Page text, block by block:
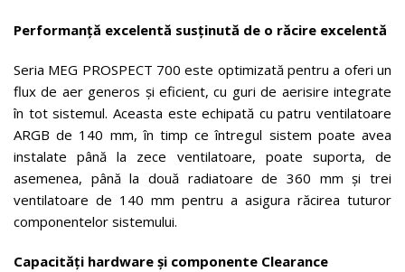
Performanță excelentă susținută de o răcire excelentă
Seria MEG PROSPECT 700 este optimizată pentru a oferi un
flux de aer generos și eficient, cu guri de aerisire integrate
în tot sistemul. Aceasta este echipată cu patru ventilatoare
ARGB de 140 mm, în timp ce întregul sistem poate avea
instalate până la zece ventilatoare, poate suporta, de
asemenea, până la două radiatoare de 360 mm și trei
ventilatoare de 140 mm pentru a asigura răcirea tuturor
componentelor sistemului.
Capacități hardware și componente Clearance